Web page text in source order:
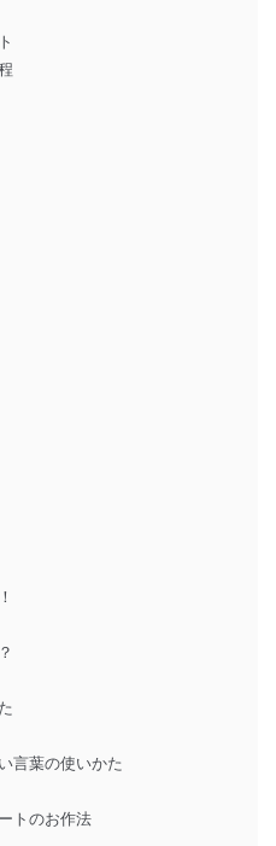
言葉の使いかた
トのお作法